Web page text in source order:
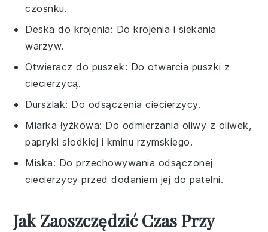
czosnku.
Deska do krojenia: Do krojenia i siekania
warzyw.
Otwieracz do puszek: Do otwarcia puszki z
ciecierzycą.
Durszlak: Do odsączenia ciecierzycy.
Miarka łyżkowa: Do odmierzania oliwy z oliwek,
papryki słodkiej i kminu rzymskiego.
Miska: Do przechowywania odsączonej
ciecierzycy przed dodaniem jej do patelni.
Jak Zaoszczędzić Czas Przy